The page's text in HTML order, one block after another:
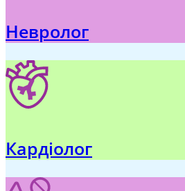
Невролог
Кардіолог